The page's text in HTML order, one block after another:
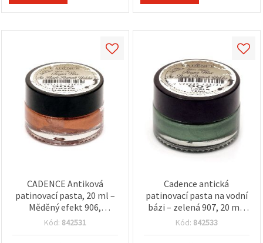
CADENCE Antiková
patinovací pasta, 20 ml –
Měděný efekt 906,
metalická na dřevo, kov aj.
Kód: 842531
Cadence antická
patinovací pasta na vodní
bázi – zelená 907, 20 ml,
vtírací pro dřevo, kov,
Kód: 842533